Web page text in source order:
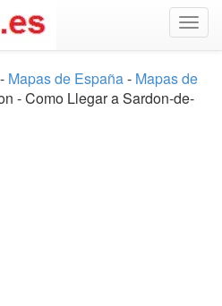
- Mapas de España- Mapas de
- Como Llegar a Sardon-de-